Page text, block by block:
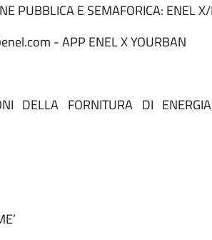
PUBBLICA E SEMAFORICA: ENEL
- APP ENEL X YOURBAN
DELLA FORNITURA DI